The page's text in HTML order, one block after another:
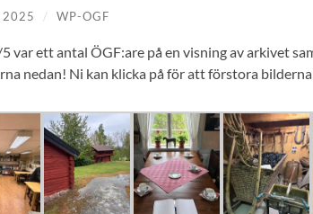
2025 / WP-OGF
var ett antal ÖGF:are på en visning av arkivet
nedan! Ni kan klicka på för att förstora